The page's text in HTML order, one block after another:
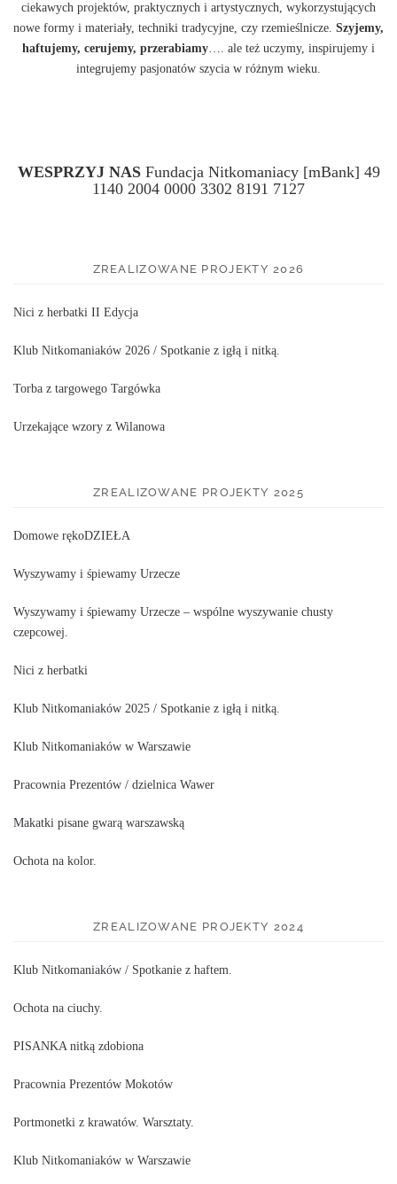
ciekawych projektów, praktycznych i artystycznych, wykorzystujących
nowe formy i materiały, techniki tradycyjne, czy rzemieślnicze. Szyjemy,
haftujemy, cerujemy, przerabiamy…. ale też uczymy, inspirujemy i
integrujemy pasjonatów szycia w różnym wieku.
WESPRZYJ NASFundacja Nitkomaniacy [mBank] 49
1140 2004 0000 3302 8191 7127
ZREALIZOWANE PROJEKTY 2026
Nici z herbatki II Edycja
Klub Nitkomaniaków 2026 / Spotkanie z igłą i nitką.
Torba z targowego Targówka
Urzekające wzory z Wilanowa
ZREALIZOWANE PROJEKTY 2025
Domowe rękoDZIEŁA
Wyszywamy i śpiewamy Urzecze
Wyszywamy i śpiewamy Urzecze – wspólne wyszywanie chusty
czepcowej.
Nici z herbatki
Klub Nitkomaniaków 2025 / Spotkanie z igłą i nitką.
Klub Nitkomaniaków w Warszawie
Pracownia Prezentów / dzielnica Wawer
Makatki pisane gwarą warszawską
Ochota na kolor.
ZREALIZOWANE PROJEKTY 2024
Klub Nitkomaniaków / Spotkanie z haftem.
Ochota na ciuchy.
PISANKA nitką zdobiona
Pracownia Prezentów Mokotów
Portmonetki z krawatów. Warsztaty.
Klub Nitkomaniaków w Warszawie